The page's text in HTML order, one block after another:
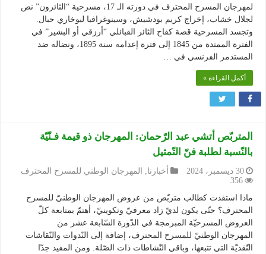
لمهرجان المسرح المحترف في دورته الـ 17، مسرحية “الثائرون” نص
لجلال خشاب، إخراج كريم بودشيش، وسينوغرافيا لبوخاري حبال.
وتجسد المسرحية قصة كفاح الثائر القبائلي “أرزقي أو البشير” في
الفترة الممتدة من 1845 إلى فترة إعدامه سنة 1895، ونضاله ضد
المستدمر الفرنسي في …
أكمل القراءة »
المتربّص أتشي عبد الرّحمان: المهرجان ذو قيمة فـنّيّة
بالنّسبة لطلبة فنّ التّمثيل
30 ديسمبر، 2024 أخبارنا,
المهرجان الوطني للمسرح المحترف
356
ماذا استفدت كطالب متربّص من عروض المهرجان الوطنيّ للمسرح
المحترف؟ حتّى يكون لديّ زاد معرفيّ وتكوينيّ، أهتمّ بمتابعة كلّ
العروض المسرحيّة المبرمجة في الدّورة السّابعة عشر من
المهرجان الوطنيّ للمسرح المحترف، إضافة إلى النّدوات والنّقاشات
النّقديّة التي تتبعها، وباقي النّشاطات ذات الصّلة. ومن المفيد جدّا